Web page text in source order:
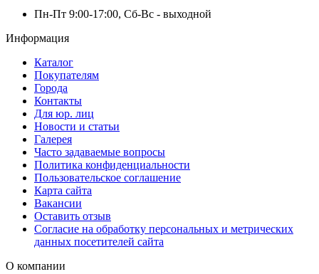
Пн-Пт 9:00-17:00, Сб-Вс - выходной
Информация
Каталог
Покупателям
Города
Контакты
Для юр. лиц
Новости и статьи
Галерея
Часто задаваемые вопросы
Политика конфиденциальности
Пользовательское соглашение
Карта сайта
Вакансии
Оставить отзыв
Согласие на обработку персональных и метрических
данных посетителей сайта
О компании